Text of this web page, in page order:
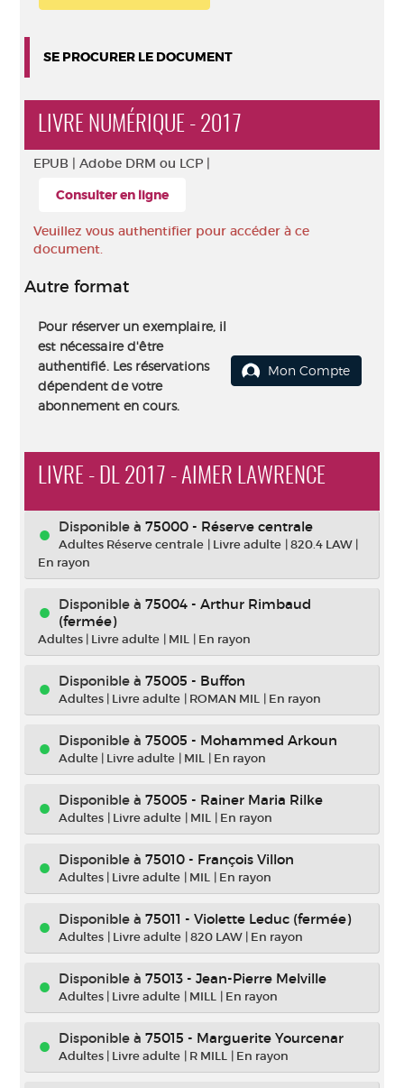
SE PROCURER LE DOCUMENT
LIVRE NUMÉRIQUE - 2017
EPUB | Adobe DRM ou LCP |
Consulter en ligne
Veuillez vous authentifier pour accéder à ce
document.
Autre format
Pour réserver un exemplaire, il
est nécessaire d'être
authentifié. Les réservations
dépendent de votre
abonnement en cours.
Mon Compte
LIVRE - DL 2017 - AIMER LAWRENCE
Disponible à 75000 - Réserve centrale
Adultes Réserve centrale | Livre adulte |820.4 LAW |
En rayon
Disponible à 75004 - Arthur Rimbaud
(fermée)
Adultes | Livre adulte | MIL | En rayon
Disponible à 75005 - Buffon
Adultes | Livre adulte | ROMAN MIL | En rayon
Disponible à 75005 - Mohammed Arkoun
Adulte | Livre adulte | MIL | En rayon
Disponible à 75005 - Rainer Maria Rilke
Adultes | Livre adulte | MIL | En rayon
Disponible à 75010 - François Villon
Adultes | Livre adulte | MIL | En rayon
Disponible à 75011 - Violette Leduc (fermée)
Adultes | Livre adulte |820 LAW | En rayon
Disponible à 75013 - Jean-Pierre Melville
Adultes | Livre adulte | MILL | En rayon
Disponible à 75015 - Marguerite Yourcenar
Adultes | Livre adulte | R MILL | En rayon